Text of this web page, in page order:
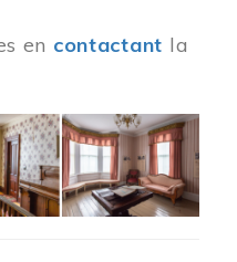
en contactant la